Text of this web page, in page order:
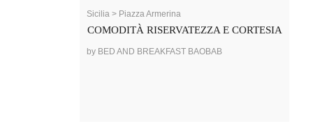
Sicilia > Piazza Armerina
COMODITÀ RISERVATEZZA E CORTESIA
by BED AND BREAKFAST BAOBAB